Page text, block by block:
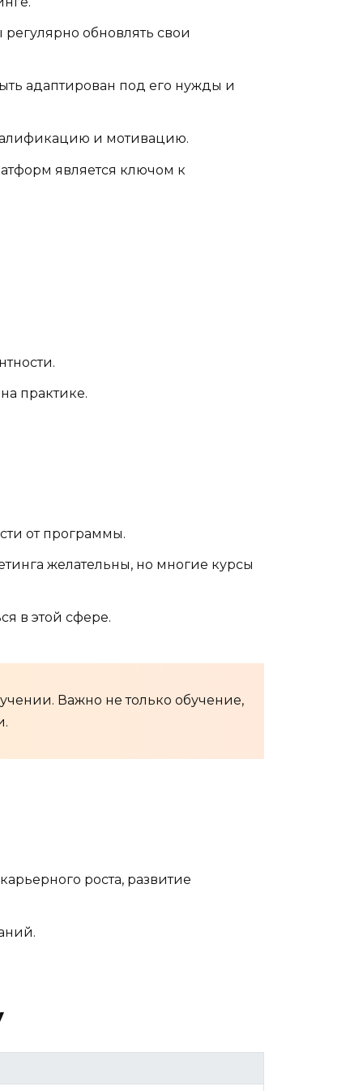
обновлять свои
адаптирован под его нужды и
и мотивацию.
является ключом к
практике.
от программы.
желательны, но многие курсы
в этой сфере.
Важно не только обучение,
роста, развитие